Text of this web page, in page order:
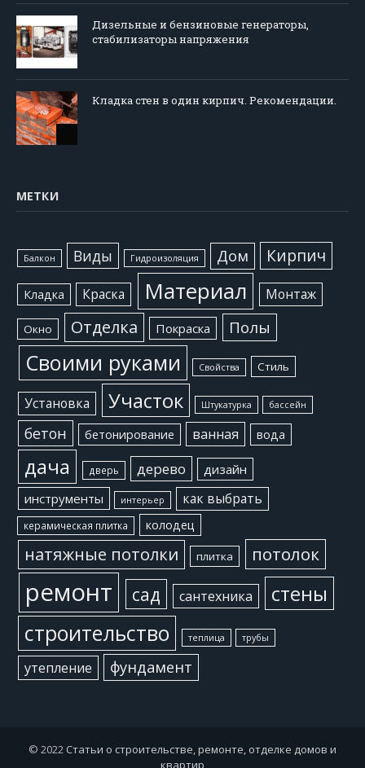
Дизельные и бензиновые генераторы,
стабилизаторы напряжения
Кладка стен в один кирпич. Рекомендации.
МЕТКИ
Балкон Виды Гидроизоляция Дом Кирпич
Кладка Краска Материал Монтаж
Окно Отделка Покраска Полы
Своими руками Свойства Стиль
Установка Участок Штукатурка бассейн
бетон бетонирование ванная вода
дача дверь дерево
дизайн
инструменты
интерьер как выбрать
керамическая плитка колодец
натяжные потолки плитка потолок
ремонт сад сантехника
стены
строительство
теплица трубы
утепление фундамент
© 2022 Статьи о строительстве, ремонте, отделке домов и
квартир